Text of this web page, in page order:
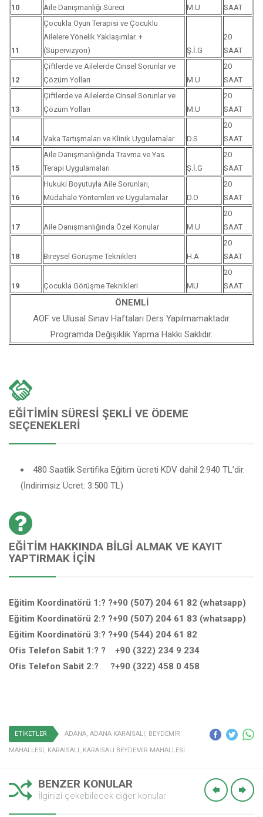
10 Aile Danışmanlığı Süreci M.U
SAAT
11
Çocukla Oyun Terapisi ve Çocuklu
Ailelere Yönelik Yaklaşımlar. +
(Süpervizyon)
Ş.İ.G
20
SAAT
12
Çiftlerde ve Ailelerde Cinsel Sorunlar ve
Çözüm Yolları
M.U
20
SAAT
13
Çiftlerde ve Ailelerde Cinsel Sorunlar ve
Çözüm Yolları
M.U
20
SAAT
14 Vaka Tartışmaları ve Klinik Uygulamalar D.S
20
SAAT
15
Aile Danışmanlığında Travma ve Yas
Terapi Uygulamaları
Ş.İ.G
20
SAAT
16
Hukuki Boyutuyla Aile Sorunları,
Müdahale Yöntemleri ve Uygulamalar
D.O
20
SAAT
17 Aile Danışmanlığında Özel Konular M.U
20
SAAT
18 Bireysel Görüşme Teknikleri H.A
20
SAAT
19 Çocukla Görüşme Teknikleri MU
20
SAAT
ÖNEMLİ
AOF ve Ulusal Sınav Haftaları Ders Yapılmamaktadır.
Programda Değişiklik Yapma Hakkı Saklıdır.
EĞITIMIN SÜRESI ŞEKLI VE ÖDEME
SEÇENEKLERI
480 Saatlik Sertifika Eğitim ücreti KDV dahil 2.940 TL’dir.
(İndirimsiz Ücret: 3.500 TL)
EĞITIM HAKKINDA BILGI ALMAK VE KAYIT
YAPTIRMAK İÇIN
Eğitim Koordinatörü 1:? ?+90 (507) 204 61 82 (whatsapp)
Eğitim Koordinatörü 2:? ?+90 (507) 204 61 83 (whatsapp)
Eğitim Koordinatörü 3:? ?+90 (544) 204 61 82
Ofis Telefon Sabit 1:? ? +90 (322) 234 9 234
Ofis Telefon Sabit 2:? ?+90 (322) 458 0 458
ETİKETLER ADANA, ADANA KARAİSALI, BEYDEMİR
MAHALLESİ, KARAİSALI, KARAİSALI BEYDEMİR MAHALLESİ
BENZER KONULAR
İlginizi çekebilecek diğer konular